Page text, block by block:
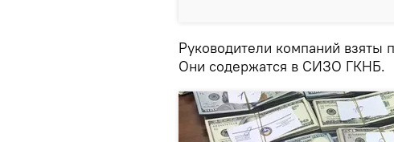
Руководители компаний взяты
Они содержатся в СИЗО ГКНБ.